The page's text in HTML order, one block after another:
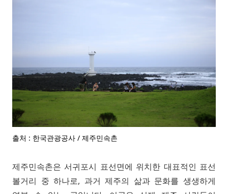
출처 : 한국관광공사 / 제주민속촌
제주민속촌은 서귀포시 표선면에 위치한 대표적인 표선
볼거리 중 하나로, 과거 제주의 삶과 문화를 생생하게